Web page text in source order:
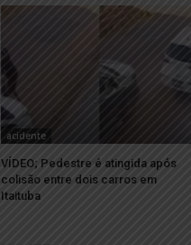
acidente
VÍDEO; Pedestre é atingida após
colisão entre dois carros em
Itaituba